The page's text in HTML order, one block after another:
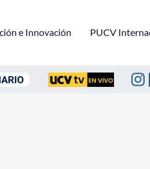
e Innovación PUCV